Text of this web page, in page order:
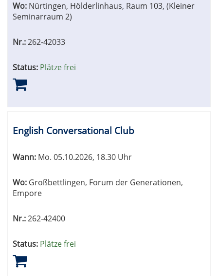
Wo: Nürtingen, Hölderlinhaus, Raum 103, (Kleiner
Seminarraum 2)
Nr.:262-42033
Status: Plätze frei
English Conversational Club
Wann: Mo. 05.10.2026, 18.30 Uhr
Wo: Großbettlingen, Forum der Generationen,
Empore
Nr.:262-42400
Status: Plätze frei